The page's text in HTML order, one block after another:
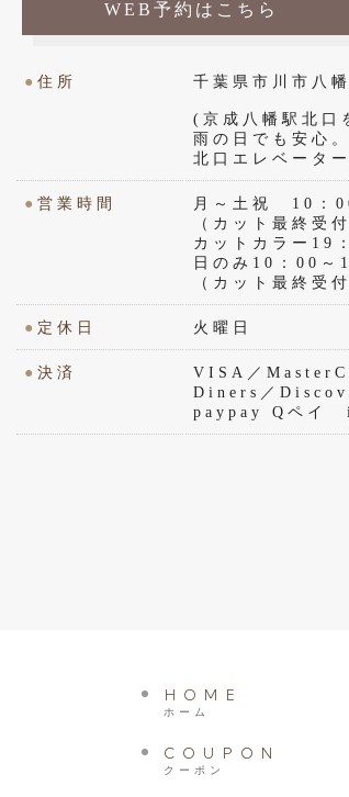
WEB予約はこちら
● 住所 千葉県市川市八
(京成八幡駅北口
雨の日でも安心。
北口エレベータ
● 営業時間
月～土祝 10：
（カット最終受
カットカラー19
日のみ10：00～
（カット最終受
● 定休日 火曜日
● 決済
VISA／
Diners／
paypay Qペイ
HOME
ホーム
COUPON
クーポン